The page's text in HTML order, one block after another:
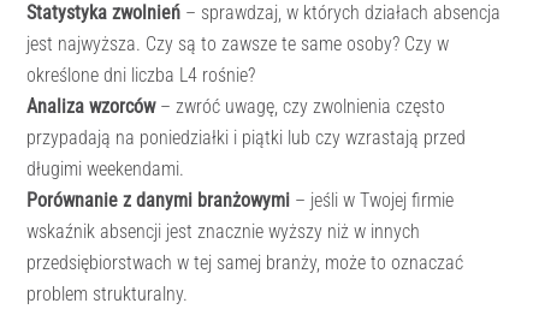
Statystyka zwolnień – sprawdzaj, w których działach absencja
jest najwyższa. Czy są to zawsze te same osoby? Czy w
określone dni liczba L4 rośnie?
Analiza wzorców– zwróć uwagę, czy zwolnienia często
przypadają na poniedziałki i piątki lub czy wzrastają przed
długimi weekendami.
Porównanie z danymi branżowymi – jeśli w Twojej firmie
wskaźnik absencji jest znacznie wyższy niż w innych
przedsiębiorstwach w tej samej branży, może to oznaczać
problem strukturalny.